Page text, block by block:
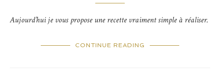
Aujourd’hui je vous propose une recette vraiment simple à réaliser.
CONTINUE READING